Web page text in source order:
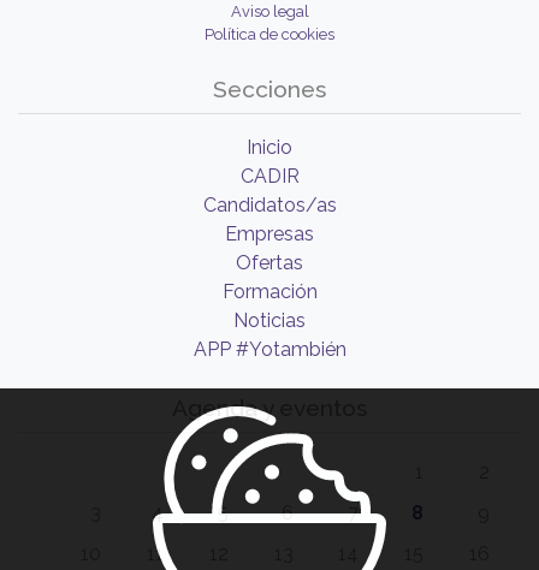
Aviso legal
Política de cookies
Secciones
Inicio
CADIR
Candidatos/as
Empresas
Ofertas
Formación
Noticias
APP #Yotambién
Agenda y eventos
4 5 6 7 8
11